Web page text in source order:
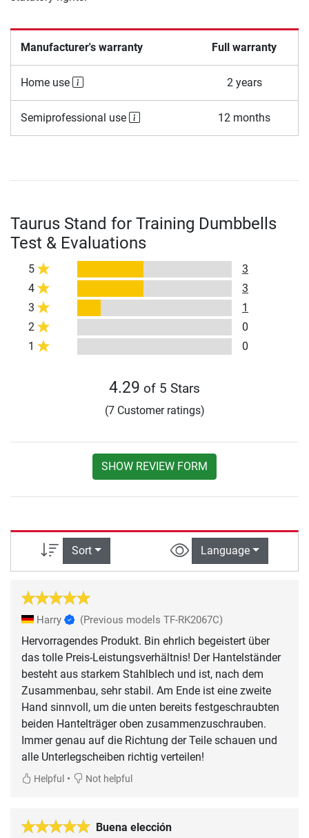
Manufacturer's warranty Full warranty
Home use 2 years
Semiprofessional use 12 months
Taurus Stand for Training Dumbbells
Test & Evaluations
5
3
4
3
3
1
2
0
1
0
4.29 of 5 Stars
(7 Customer ratings)
SHOW REVIEW FORM
Sort Language
Harry (Previous models TF-RK2067C)
Hervorragendes Produkt. Bin ehrlich begeistert über
das tolle Preis-Leistungsverhältnis! Der Hantelständer
besteht aus starkem Stahlblech und ist, nach dem
Zusammenbau, sehr stabil. Am Ende ist eine zweite
Hand sinnvoll, um die unten bereits festgeschraubten
beiden Hantelträger oben zusammenzuschrauben.
Immer genau auf die Richtung der Teile schauen und
alle Unterlegscheiben richtig verteilen!
Helpful • Not helpful
Buena elección